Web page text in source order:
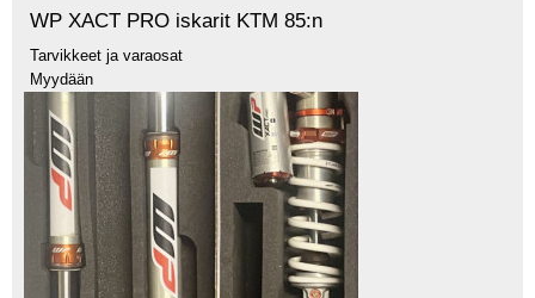
WP XACT PRO iskarit KTM 85:n
Tarvikkeet ja varaosat
Myydään